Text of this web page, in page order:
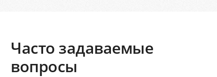
Часто задаваемые
вопросы